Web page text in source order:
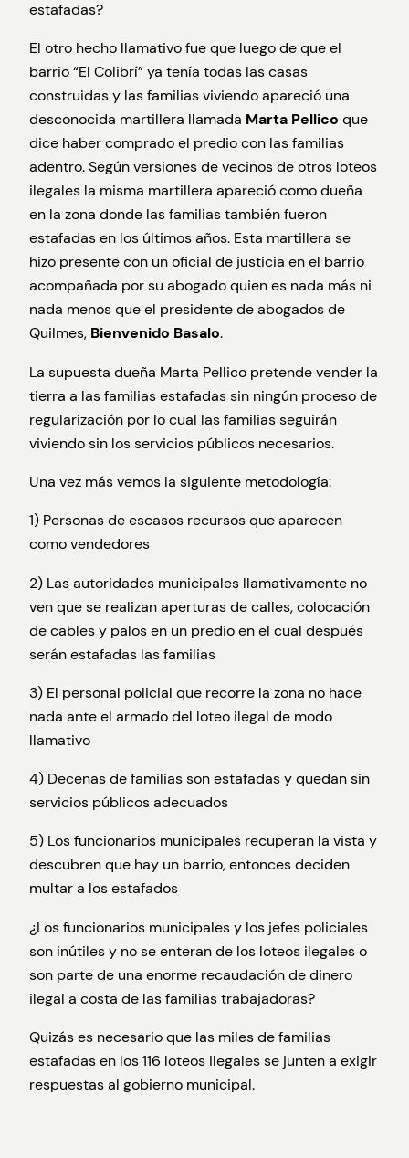
estafadas?
El otro hecho llamativo fue que luego de que el
barrio “El Colibrí” ya tenía todas las casas
construidas y las familias viviendo apareció una
desconocida martillera llamada Marta Pellico que
dice haber comprado el predio con las familias
adentro. Según versiones de vecinos de otros loteos
ilegales la misma martillera apareció como dueña
en la zona donde las familias también fueron
estafadas en los últimos años. Esta martillera se
hizo presente con un oficial de justicia en el barrio
acompañada por su abogado quien es nada más ni
nada menos que el presidente de abogados de
Quilmes, Bienvenido Basalo.
La supuesta dueña Marta Pellico pretende vender la
tierra a las familias estafadas sin ningún proceso de
regularización por lo cual las familias seguirán
viviendo sin los servicios públicos necesarios.
Una vez más vemos la siguiente metodología:
1) Personas de escasos recursos que aparecen
como vendedores
2) Las autoridades municipales llamativamente no
ven que se realizan aperturas de calles, colocación
de cables y palos en un predio en el cual después
serán estafadas las familias
3) El personal policial que recorre la zona no hace
nada ante el armado del loteo ilegal de modo
llamativo
4) Decenas de familias son estafadas y quedan sin
servicios públicos adecuados
5) Los funcionarios municipales recuperan la vista y
descubren que hay un barrio, entonces deciden
multar a los estafados
¿Los funcionarios municipales y los jefes policiales
son inútiles y no se enteran de los loteos ilegales o
son parte de una enorme recaudación de dinero
ilegal a costa de las familias trabajadoras?
Quizás es necesario que las miles de familias
estafadas en los 116 loteos ilegales se junten a exigir
respuestas al gobierno municipal.